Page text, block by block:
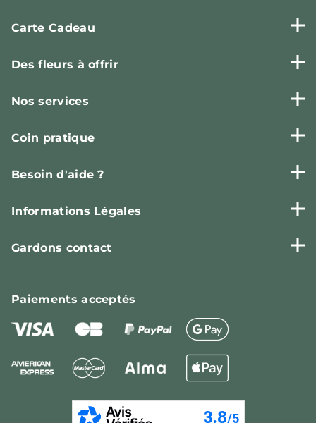
Carte Cadeau
Des fleurs à offrir
Nos services
Coin pratique
Besoin d'aide ?
Informations Légales
Gardons contact
Paiementsacceptés